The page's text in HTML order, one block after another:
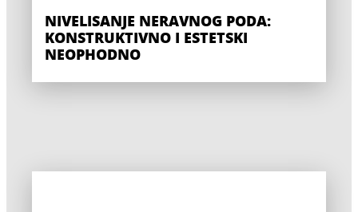
NIVELISANJE NERAVNOG PODA:
KONSTRUKTIVNO I ESTETSKI
NEOPHODNO